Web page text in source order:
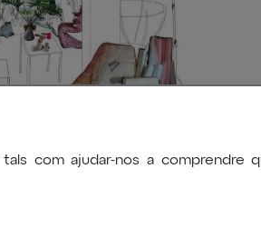
com ajudar-nos a comprendre